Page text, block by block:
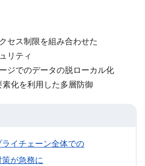
セス制限を​組み合わせた​
リティ
ジでの​データの​脱ローカル化
素化を​利用した​多層防御
イチェーン全体での​
が​急務に